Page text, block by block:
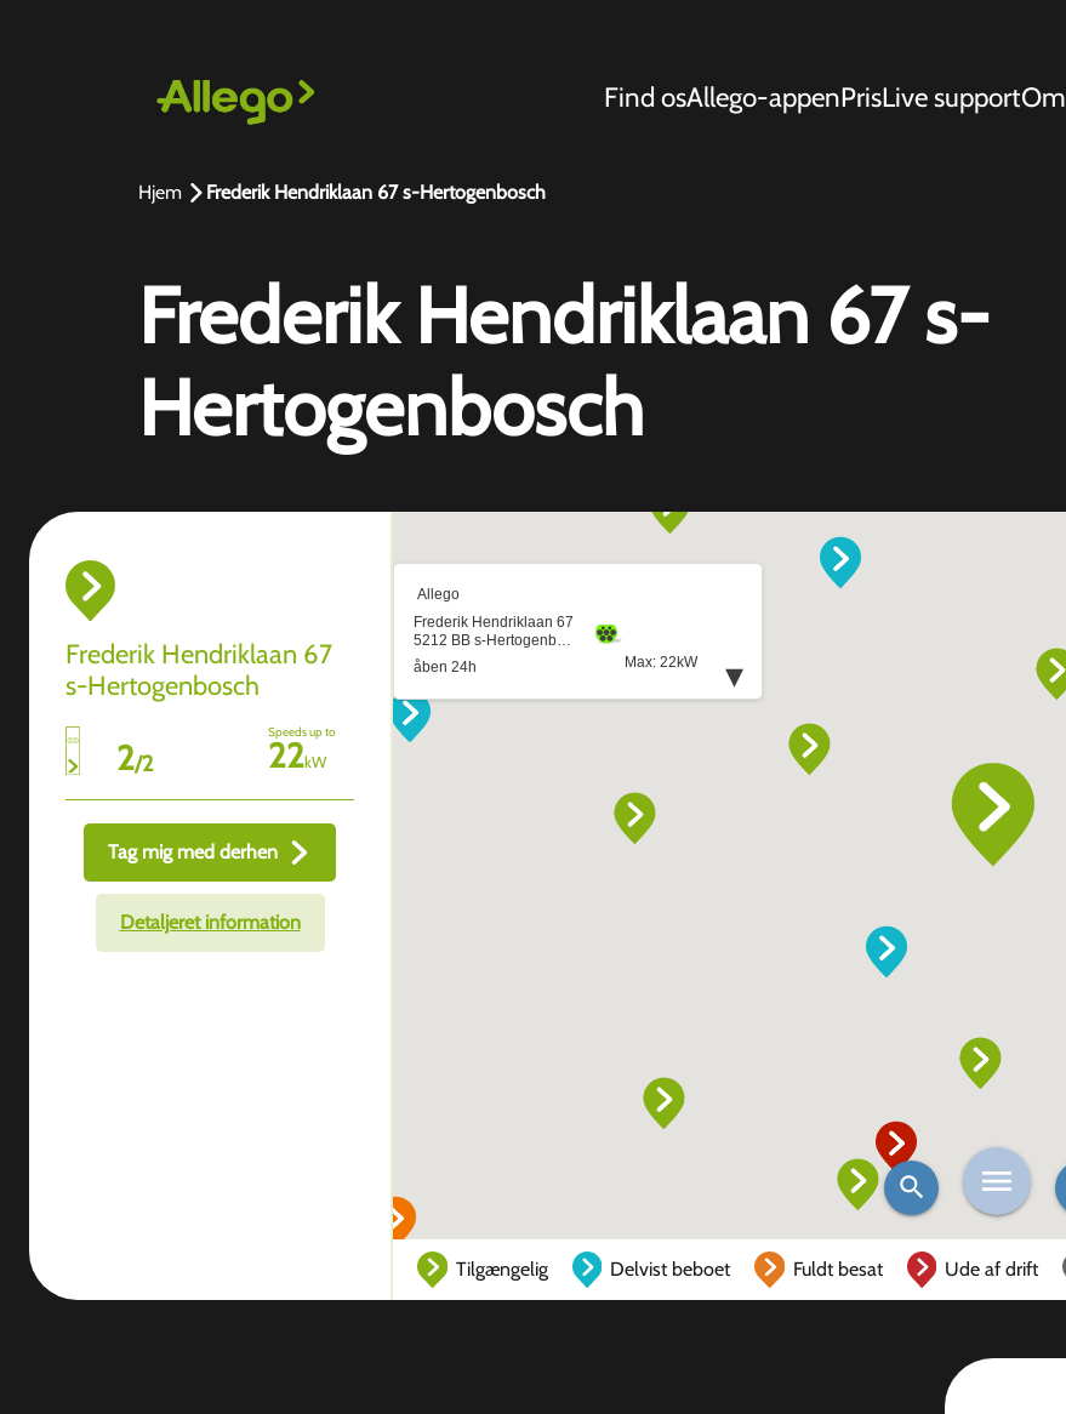
Find osAllego-appenPrisLive supportOm
Hjem Frederik Hendriklaan 67 s-Hertogenbosch
Frederik Hendriklaan 67 s-
Hertogenbosch
Frederik Hendriklaan 67
s-Hertogenbosch
2/2
Speeds up to
22kW
Tag mig med derhen
Detaljeret information
Tilgængelig Delvist beboet Fuldt besat Ude af drift